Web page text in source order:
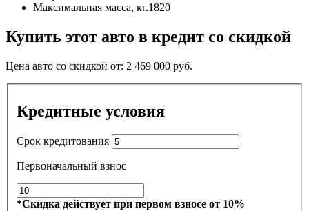
Максимальная масса, кг.1820
Купить этот авто в кредит со скидкой
Цена авто со скидкой от: 2 469 000 руб.
Кредитные условия
Срок кредитования
Первоначальный взнос
*Скидка действует при первом взносе от 10%